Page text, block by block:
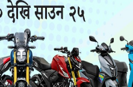
यो पनि पढ्नुहोस
कारागारको अवस्थाबारे
गम्भीर प्रश्न